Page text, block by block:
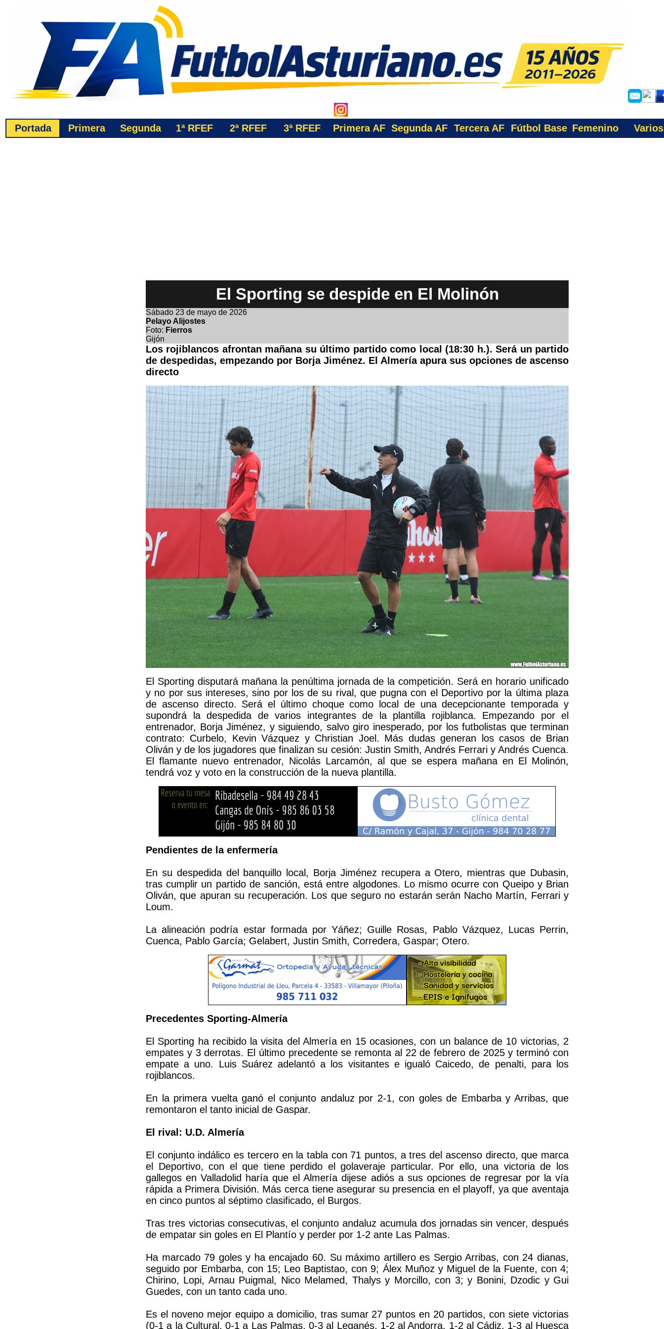
Portada Primera Segunda 1ªRFEF 2ª RFEF 3ªRFEF Primera AF Segunda AF Tercera AF Fútbol Base Femenino Varios
El Sporting se despide en El Molinón
Sábado 23 de mayo de 2026
Pelayo Alijostes
Foto: Fierros
Gijón
Los rojiblancos afrontan mañana su último partido como local (18:30 h.). Será un partido
de despedidas, empezando por Borja Jiménez. El Almería apura sus opciones de ascenso
directo
El Sporting disputará mañana la penúltima jornada de la competición. Será en horario unificado
y no por sus intereses, sino por los de su rival, que pugna con el Deportivo por la última plaza
de ascenso directo. Será el último choque como local de una decepcionante temporada y
supondrá la despedida de varios integrantes de la plantilla rojiblanca. Empezando por el
entrenador, Borja Jiménez, y siguiendo, salvo giro inesperado, por los futbolistas que terminan
contrato: Curbelo, Kevin Vázquez y Christian Joel. Más dudas generan los casos de Brian
Oliván y de los jugadores que finalizan su cesión: Justin Smith, Andrés Ferrari y Andrés Cuenca.
El flamante nuevo entrenador, Nicolás Larcamón, al que se espera mañana en El Molinón,
tendrá voz y voto en la construcción de la nueva plantilla.
Pendientes de la enfermería
En su despedida del banquillo local, Borja Jiménez recupera a Otero, mientras que Dubasin,
tras cumplir un partido de sanción, está entre algodones. Lo mismo ocurre con Queipo y Brian
Oliván, que apuran su recuperación. Los que seguro no estarán serán Nacho Martín, Ferrari y
Loum.
La alineación podría estar formada por Yáñez; Guille Rosas, Pablo Vázquez, Lucas Perrin,
Cuenca, Pablo García; Gelabert, Justin Smith, Corredera, Gaspar; Otero.
Precedentes Sporting-Almería
El Sporting ha recibido la visita del Almería en 15 ocasiones, con un balance de 10 victorias, 2
empates y 3 derrotas. El último precedente se remonta al 22 de febrero de 2025 y terminó con
empate a uno. Luis Suárez adelantó a los visitantes e igualó Caicedo, de penalti, para los
rojiblancos.
En la primera vuelta ganó el conjunto andaluz por 2-1, con goles de Embarba y Arribas, que
remontaron el tanto inicial de Gaspar.
El rival: U.D. Almería
El conjunto indálico es tercero en la tabla con 71 puntos, a tres del ascenso directo, que marca
el Deportivo, con el que tiene perdido el golaveraje particular. Por ello, una victoria de los
gallegos en Valladolid haría que el Almería dijese adiós a sus opciones de regresar por la vía
rápida a Primera División. Más cerca tiene asegurar su presencia en el playoff, ya que aventaja
en cinco puntos al séptimo clasificado, el Burgos.
Tras tres victorias consecutivas, el conjunto andaluz acumula dos jornadas sin vencer, después
de empatar sin goles en El Plantío y perder por 1-2 ante Las Palmas.
Ha marcado 79 goles y ha encajado 60. Su máximo artillero es Sergio Arribas, con 24 dianas,
seguido por Embarba, con 15; Leo Baptistao, con 9; Álex Muñoz y Miguel de la Fuente, con 4;
Chirino, Lopi, Arnau Puigmal, Nico Melamed, Thalys y Morcillo, con 3; y Bonini, Dzodic y Gui
Guedes, con un tanto cada uno.
Es el noveno mejor equipo a domicilio, tras sumar 27 puntos en 20 partidos, con siete victorias
(0-1 a la Cultural, 0-1 a Las Palmas, 0-3 al Leganés, 1-2 al Andorra, 1-2 al Cádiz, 1-3 al Huesca